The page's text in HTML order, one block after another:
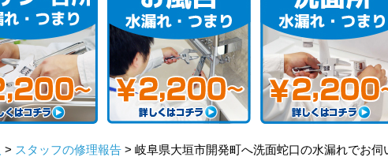
> スタッフの修理報告 > 岐阜県大垣市開発町へ洗面蛇口の水漏れでお伺